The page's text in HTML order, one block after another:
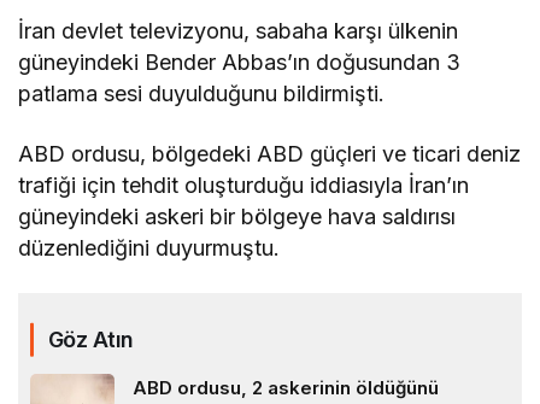
İran devlet televizyonu, sabaha karşı ülkenin
güneyindeki Bender Abbas’ın doğusundan 3
patlama sesi duyulduğunu bildirmişti.
ABD ordusu, bölgedeki ABD güçleri ve ticari deniz
trafiği için tehdit oluşturduğu iddiasıyla İran’ın
güneyindeki askeri bir bölgeye hava saldırısı
düzenlediğini duyurmuştu.
Göz Atın
ABD ordusu, 2 askerinin öldüğünü